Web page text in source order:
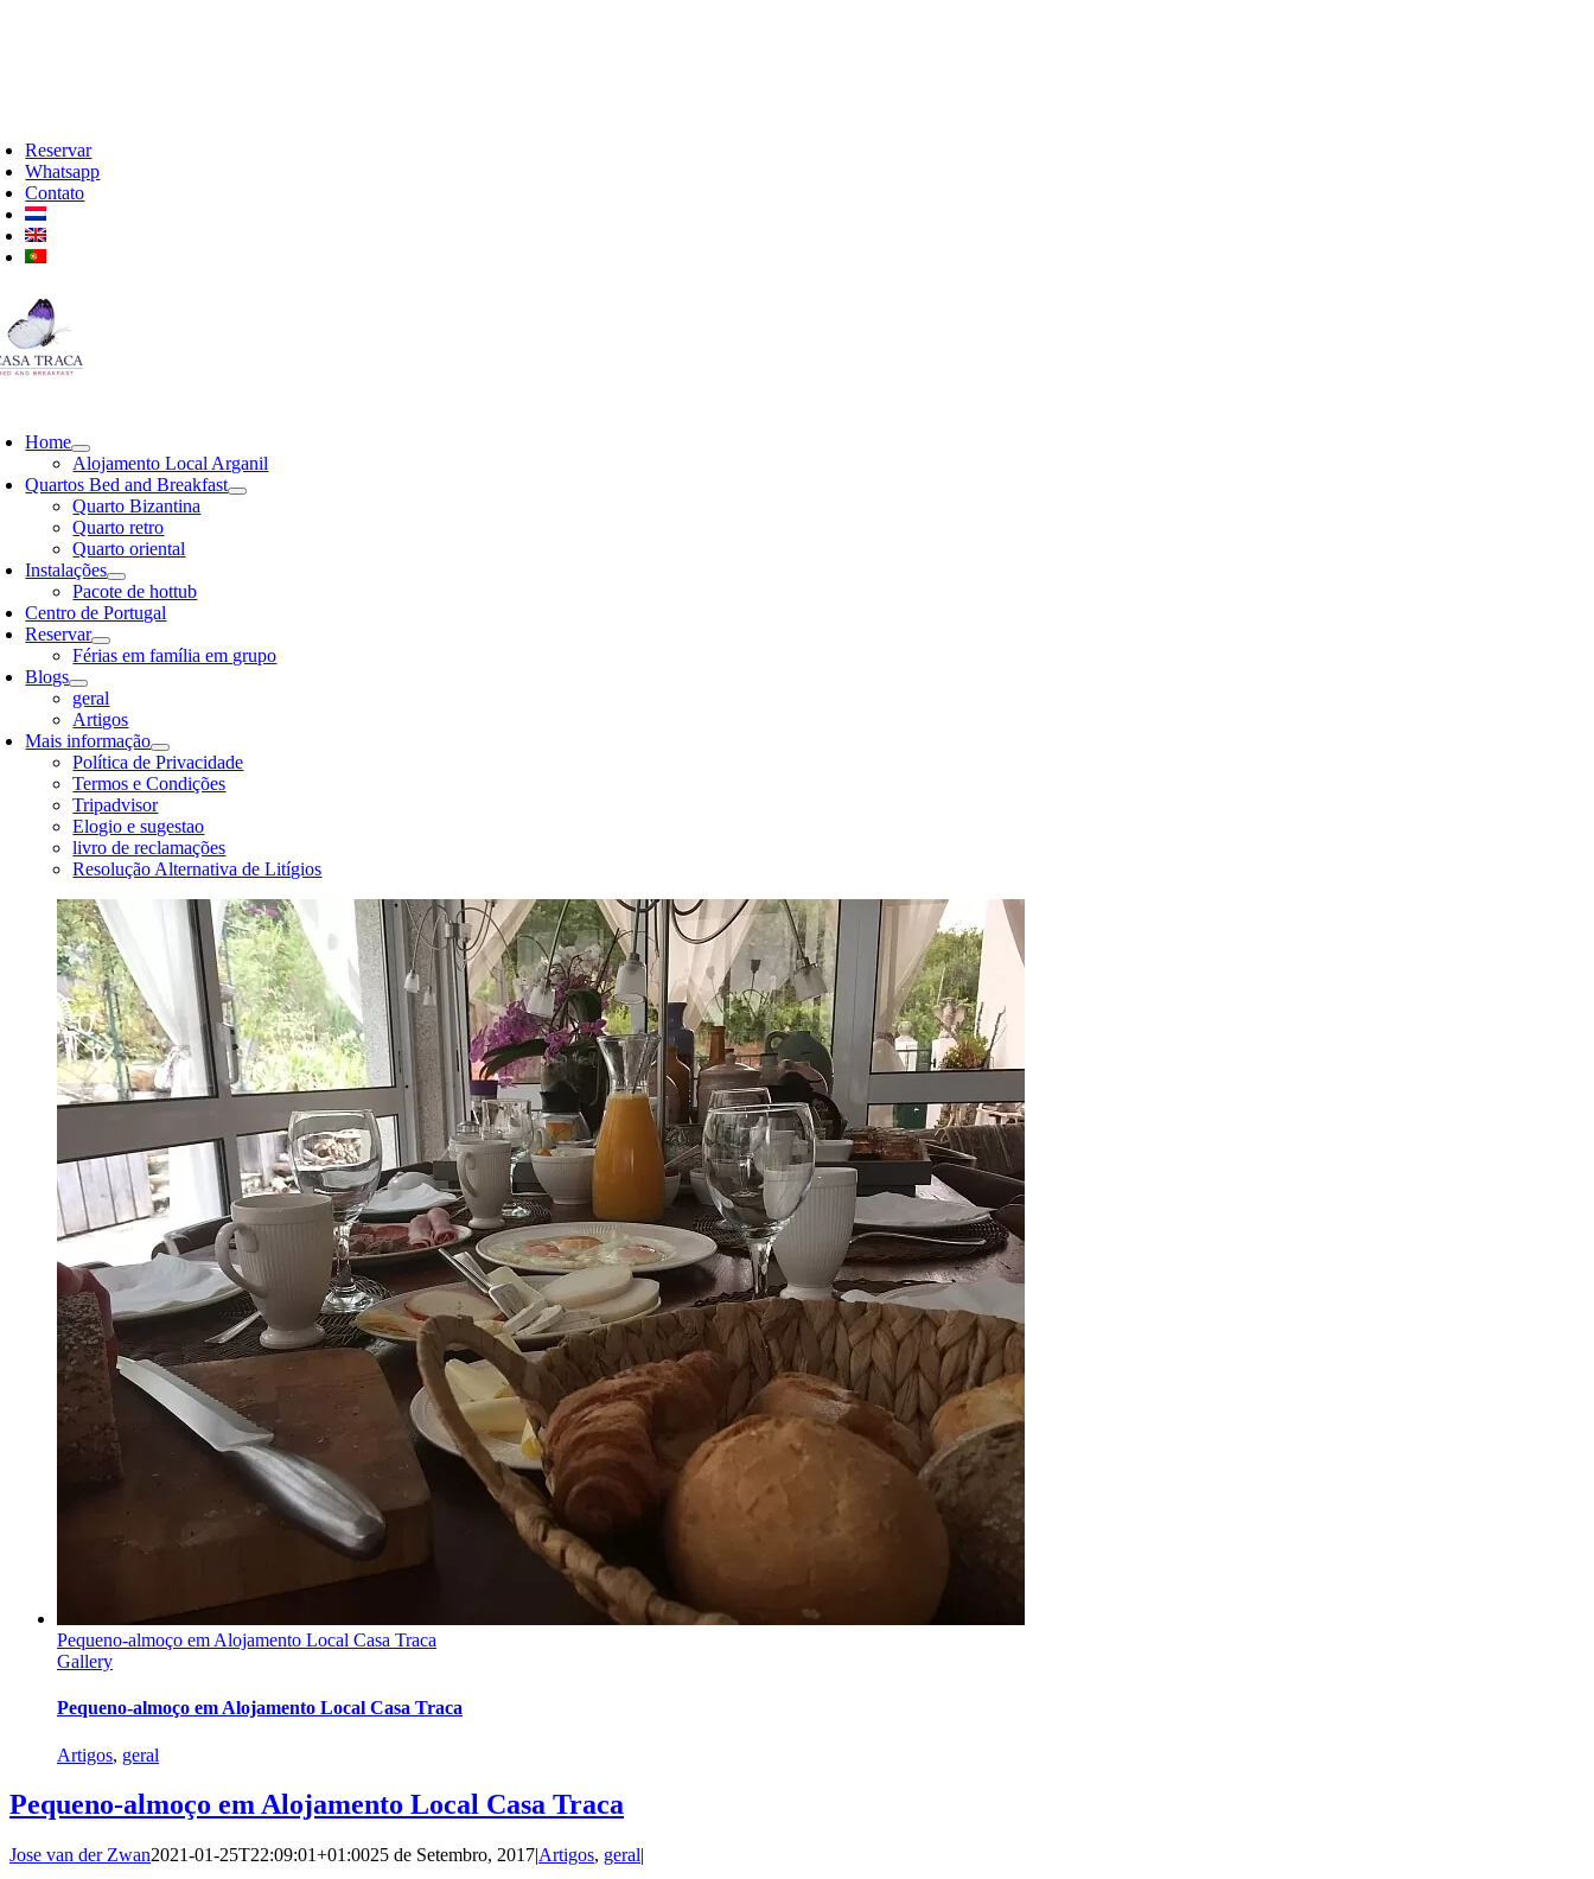
Reservar
Whatsapp
Contato
Home
Alojamento Local Arganil
Quartos Bed and Breakfast
Quarto Bizantina
Quarto retro
Quarto oriental
Instalações
Pacote de hottub
Centro de Portugal
Reservar
Férias em família em grupo
Blogs
geral
Artigos
Mais informação
Política de Privacidade
Termos e Condições
Tripadvisor
Elogio e sugestao
livro de reclamações
Resolução Alternativa de Litígios
Pequeno-almoço em Alojamento Local Casa Traca
Gallery
Pequeno-almoço em Alojamento Local Casa Traca
Artigos, geral
Pequeno-almoço em Alojamento Local Casa Traca
Jose van der Zwan2021-01-25T22:09:01+01:0025 de Setembro, 2017|Artigos, geral|